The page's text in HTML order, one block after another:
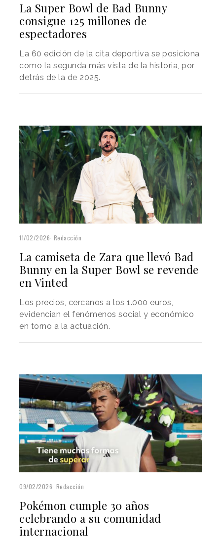
La Super Bowl de Bad Bunny
consigue 125 millones de
espectadores
La 60 edición de la cita deportiva se posiciona
como la segunda más vista de la historia, por
detrás de la de 2025.
11/02/2026 Redacción
La camiseta de Zara que llevó Bad
Bunny en la Super Bowl se revende
en Vinted
Los precios, cercanos a los 1.000 euros,
evidencian el fenómenos social y económico
en torno a la actuación.
09/02/2026 Redacción
Pokémon cumple 30 años
celebrando a su comunidad
internacional